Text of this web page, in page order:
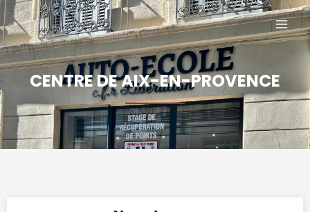
Aller
au
contenu
CENTRE DE AIX-EN-PROVENCE